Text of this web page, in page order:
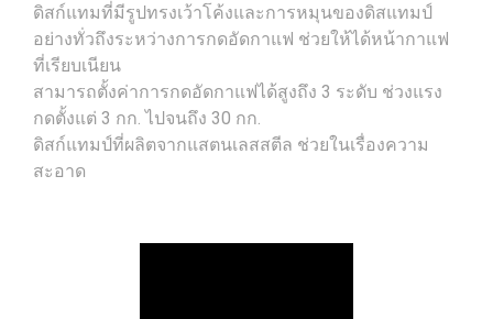
ดิสก์แทมที่มีรูปทรงเว้าโค้งและการหมุนของดิสแทมป์
อย่างทั่วถึงระหว่างการกดอัดกาแฟ ช่วยให้ได้หน้ากาแฟ
ที่เรียบเนียน
สามารถตั้งค่าการกดอัดกาแฟได้สูงถึง 3 ระดับ ช่วงแรง
กดตั้งแต่ 3 กก. ไปจนถึง 30 กก.
ดิสก์แทมป์ที่ผลิตจากแสตนเลสสตีล ช่วยในเรื่องความ
สะอาด